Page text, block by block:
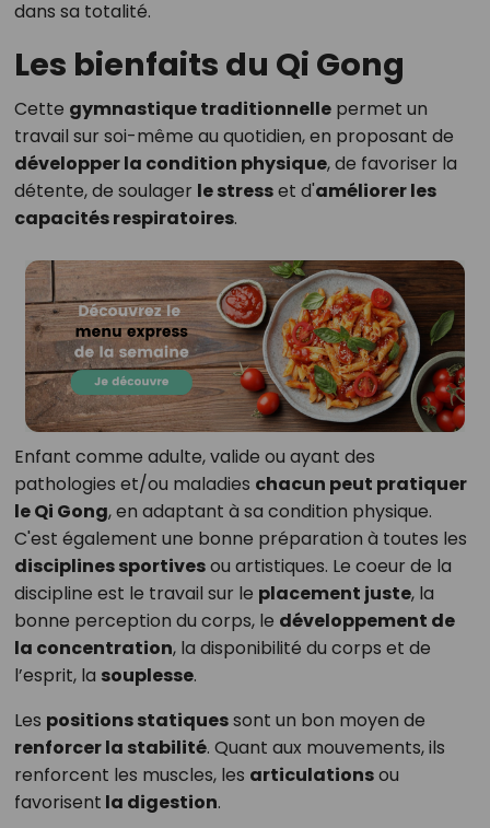
dans sa totalité.
Les bienfaits du Qi Gong
Cette gymnastique traditionnellepermet un
travail sur soi-même au quotidien, en proposant de
développer la condition physique, de favoriser la
détente, de soulager le stresset d'améliorer les
capacités respiratoires.
Enfant comme adulte, valide ou ayant des
pathologies et/ou maladies chacun peut pratiquer
le Qi Gong, en adaptant à sa condition physique.
C'est également une bonne préparation à toutes les
disciplines sportivesou artistiques. Le coeur de la
discipline est le travail sur le placement juste, la
bonne perception du corps, le développement de
la concentration, la disponibilité du corps et de
l’esprit, la souplesse.
Les positions statiquessont un bon moyen de
renforcer la stabilité. Quant aux mouvements, ils
renforcent les muscles, les articulationsou
favorisent la digestion.